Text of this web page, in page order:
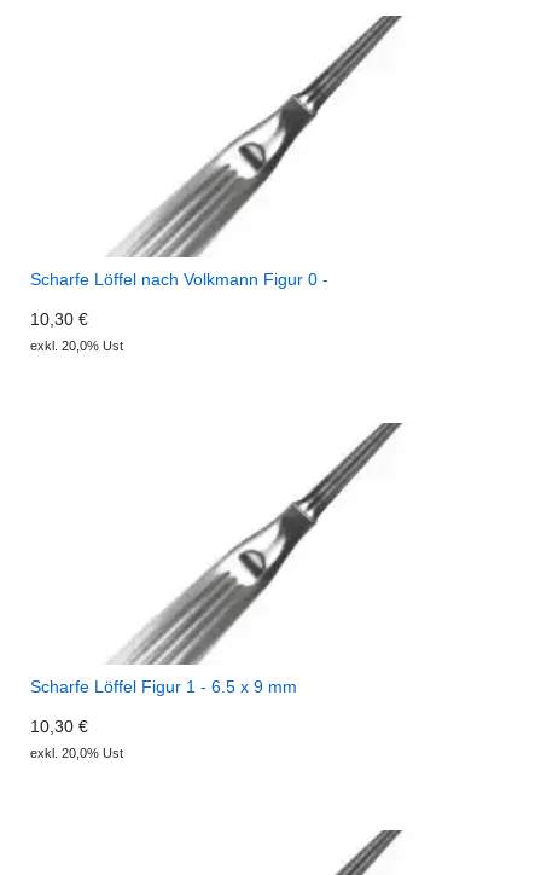
Scharfe Löffel nach Volkmann Figur 0 -
10,30 €
exkl. 20,0% Ust
Scharfe Löffel Figur 1 - 6.5 x 9 mm
10,30 €
exkl. 20,0% Ust